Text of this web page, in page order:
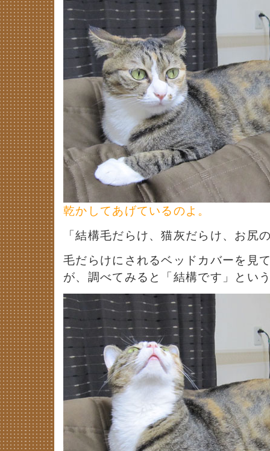
乾かしてあげているのよ。
「結構毛だらけ、猫灰だらけ、お尻
毛だらけにされるベッドカバーを見
が、調べてみると「結構です」とい